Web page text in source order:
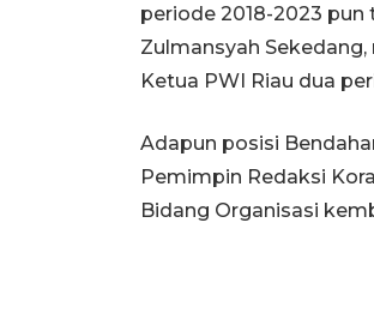
periode 2018-2023
Zulmansyah
Ketua PWI Riau dua
Adapun posisi
Pemimpin Redaksi
Bidang Organisasi